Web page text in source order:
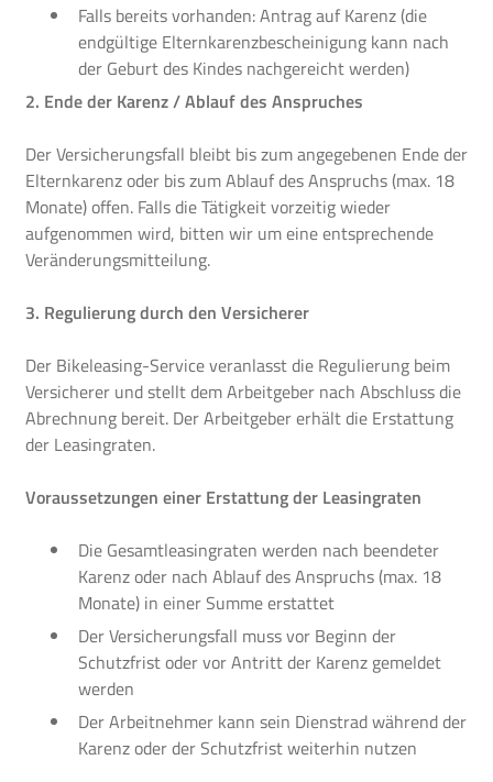
Falls bereits vorhanden: Antrag auf Karenz (die
endgültige Elternkarenzbescheinigung kann nach
der Geburt des Kindes nachgereicht werden)
2. Ende der Karenz / Ablauf des Anspruches
Der Versicherungsfall bleibt bis zum angegebenen Ende der
Elternkarenz oder bis zum Ablauf des Anspruchs (max. 18
Monate) offen. Falls die Tätigkeit vorzeitig wieder
aufgenommen wird, bitten wir um eine entsprechende
Veränderungsmitteilung.
3. Regulierung durch den Versicherer
Der Bikeleasing-Service veranlasst die Regulierung beim
Versicherer und stellt dem Arbeitgeber nach Abschluss die
Abrechnung bereit. Der Arbeitgeber erhält die Erstattung
der Leasingraten.
Voraussetzungen einer Erstattung der Leasingraten
Die Gesamtleasingraten werden nach beendeter
Karenz oder nach Ablauf des Anspruchs (max. 18
Monate) in einer Summe erstattet
Der Versicherungsfall muss vor Beginn der
Schutzfrist oder vor Antritt der Karenz gemeldet
werden
Der Arbeitnehmer kann sein Dienstrad während der
Karenz oder der Schutzfrist weiterhin nutzen